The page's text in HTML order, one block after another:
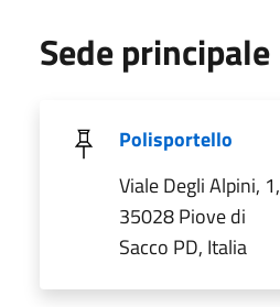
Sede principale
Polisportello
Viale Degli Alpini, 1,
35028 Piove di
Sacco PD, Italia